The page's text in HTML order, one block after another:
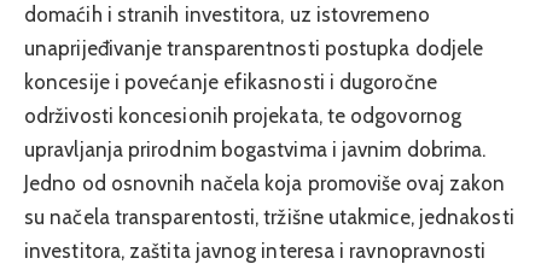
domaćih i stranih investitora, uz istovremeno
unaprijeđivanje transparentnosti postupka dodjele
koncesije i povećanje efikasnosti i dugoročne
održivosti koncesionih projekata, te odgovornog
upravljanja prirodnim bogastvima i javnim dobrima.
Jedno od osnovnih načela koja promoviše ovaj zakon
su načela transparentosti, tržišne utakmice, jednakosti
investitora, zaštita javnog interesa i ravnopravnosti